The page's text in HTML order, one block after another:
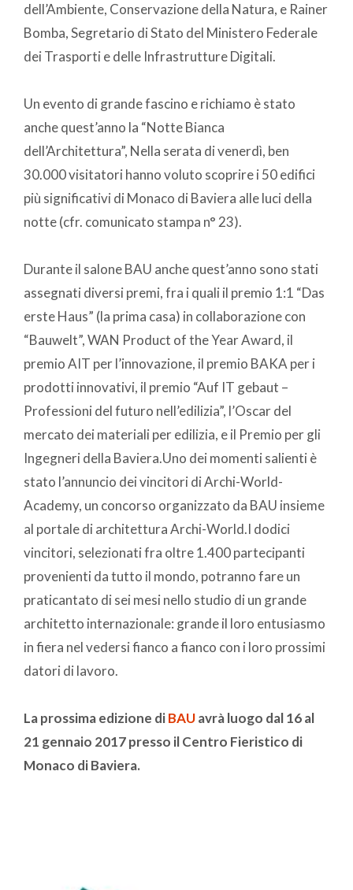
dell’Ambiente, Conservazione della Natura, e Rainer
Bomba, Segretario di Stato del Ministero Federale
dei Trasporti e delle Infrastrutture Digitali.
Un evento di grande fascino e richiamo è stato
anche quest’anno la “Notte Bianca
dell’Architettura”, Nella serata di venerdì, ben
30.000 visitatori hanno voluto scoprire i 50 edifici
più significativi di Monaco di Baviera alle luci della
notte (cfr. comunicato stampa n° 23).
Durante il salone BAU anche quest’anno sono stati
assegnati diversi premi, fra i quali il premio 1:1 “Das
erste Haus” (la prima casa) in collaborazione con
“Bauwelt”, WAN Product of the Year Award, il
premio AIT per l’innovazione, il premio BAKA per i
prodotti innovativi, il premio “Auf IT gebaut –
Professioni del futuro nell’edilizia”, l’Oscar del
mercato dei materiali per edilizia, e il Premio per gli
Ingegneri della Baviera.Uno dei momenti salienti è
stato l’annuncio dei vincitori di Archi-World-
Academy, un concorso organizzato da BAU insieme
al portale di architettura Archi-World.I dodici
vincitori, selezionati fra oltre 1.400 partecipanti
provenienti da tutto il mondo, potranno fare un
praticantato di sei mesi nello studio di un grande
architetto internazionale: grande il loro entusiasmo
in fiera nel vedersi fianco a fianco con i loro prossimi
datori di lavoro.
La prossima edizione diBAUavrà luogo dal 16 al
21 gennaio 2017 presso il Centro Fieristico di
Monaco di Baviera.